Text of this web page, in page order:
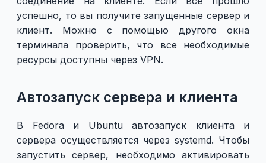
успешно, то вы получите запущенные сервер и
клиент. Можно с помощью другого окна
терминала проверить, что все необходимые
ресурсы доступны через VPN.
Автозапуск сервера и клиента
В Fedora и Ubuntu автозапуск клиента и
сервера осуществляется через systemd. Чтобы
запустить сервер, необходимо активировать